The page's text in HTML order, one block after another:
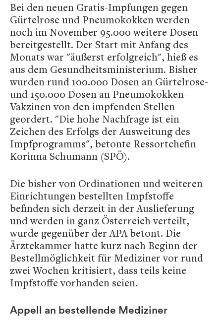
Bei den neuen Gratis-Impfungen gegen
Gürtelrose und Pneumokokken werden
noch im November 95.000 weitere Dosen
bereitgestellt. Der Start mit Anfang des
Monats war "äußerst erfolgreich", hieß es
aus dem Gesundheitsministerium. Bisher
wurden rund 100.000 Dosen an Gürtelrose-
und 150.000 Dosen an Pneumokokken-
Vakzinen von den impfenden Stellen
geordert. "Die hohe Nachfrage ist ein
Zeichen des Erfolgs der Ausweitung des
Impfprogramms", betonte Ressortchefin
Korinna Schumann (SPÖ).
Die bisher von Ordinationen und weiteren
Einrichtungen bestellten Impfstoffe
befinden sich derzeit in der Auslieferung
und werden in ganz Österreich verteilt,
wurde gegenüber der APA betont. Die
Ärztekammer hatte kurz nach Beginn der
Bestellmöglichkeit für Mediziner vor rund
zwei Wochen kritisiert, dass teils keine
Impfstoffe vorhanden seien.
Appell an bestellende Mediziner